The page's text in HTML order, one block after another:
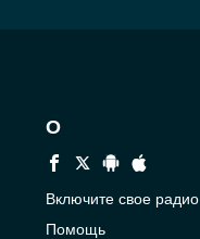
О
Включите свое радио
Помощь